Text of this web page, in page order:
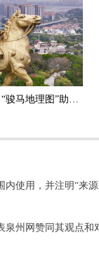
使用，并注明“来
州网赞同其观点和